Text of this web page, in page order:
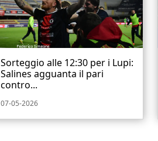
Sorteggio alle 12:30 per i Lupi:
Salines agguanta il pari
contro...
07-05-2026